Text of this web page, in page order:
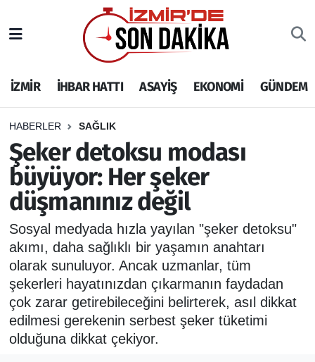
İZMİR İHBAR HATTI ASAYİŞ EKONOMİ GÜNDEM
HABERLER SAĞLIK
Şeker detoksu modası
büyüyor: Her şeker
düşmanınız değil
Sosyal medyada hızla yayılan "şeker detoksu"
akımı, daha sağlıklı bir yaşamın anahtarı
olarak sunuluyor. Ancak uzmanlar, tüm
şekerleri hayatınızdan çıkarmanın faydadan
çok zarar getirebileceğini belirterek, asıl dikkat
edilmesi gerekenin serbest şeker tüketimi
olduğuna dikkat çekiyor.
İHBAR HATTI
DEPREM
GENEL
EKONOMİ
SİYASET
SPOR
ASAYİŞ
RESMİ REKLAM
İzmir Nöbetçi Eczaneler
İzmir Hava Durumu
İzmir Namaz Vakitleri
İzmir Trafik Yoğunluk Haritası
Puan Durumu ve Fikstür
Tüm Manşetler
Son Dakika Haberleri
Haber Arşivi